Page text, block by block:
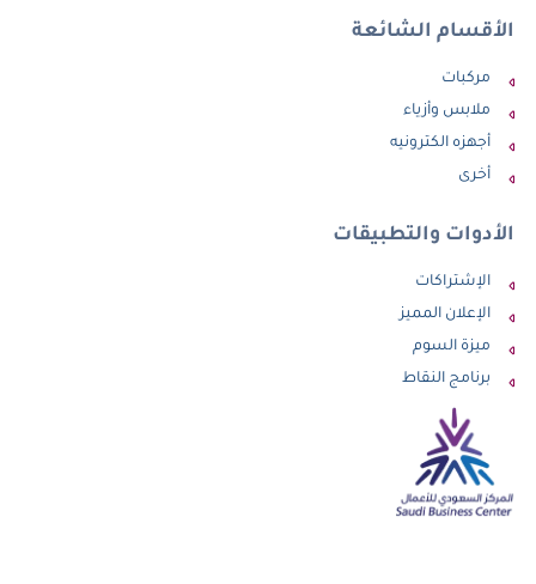
الأقسام الشائعة
مركبات
ملابس وأزياء
أجهزه الكترونيه
أخرى
الأدوات والتطبيقات
الإشتراكات
الإعلان المميز
ميزة السوم
برنامج النقاط